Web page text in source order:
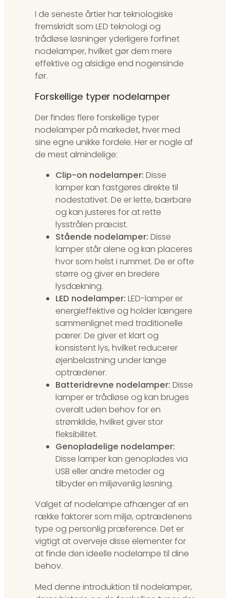
I de seneste årtier har teknologiske
fremskridt som LED teknologi og
trådløse løsninger yderligere forfinet
nodelamper, hvilket gør dem mere
effektive og alsidige end nogensinde
før.
Forskellige typer nodelamper
Der findes flere forskellige typer
nodelamper på markedet, hver med
sine egne unikke fordele. Her er nogle af
de mest almindelige:
Clip-on nodelamper: Disse
lamper kan fastgøres direkte til
nodestativet. De er lette, bærbare
og kan justeres for at rette
lysstrålen præcist.
Stående nodelamper: Disse
lamper står alene og kan placeres
hvor som helst i rummet. De er ofte
større og giver en bredere
lysdækning.
LED nodelamper: LED-lamper er
energieffektive og holder længere
sammenlignet med traditionelle
pærer. De giver et klart og
konsistent lys, hvilket reducerer
øjenbelastning under lange
optrædener.
Batteridrevne nodelamper: Disse
lamper er trådløse og kan bruges
overalt uden behov for en
strømkilde, hvilket giver stor
fleksibilitet.
Genopladelige nodelamper:
Disse lamper kan genoplades via
USB eller andre metoder og
tilbyder en miljøvenlig løsning.
Valget af nodelampe afhænger af en
række faktorer som miljø, optrædenens
type og personlig præference. Det er
vigtigt at overveje disse elementer for
at finde den ideelle nodelampe til dine
behov.
Med denne introduktion til nodelamper,